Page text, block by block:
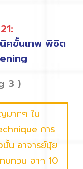
คขั้นเทพ พิชิต
3 )
มากๆ ใน
การ
นั้น อาจารย์นุ้ย
ทบทวน จาก 10